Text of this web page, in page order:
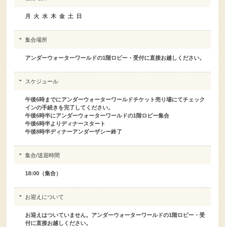
月 火 水 木 金 土 日
集合場所
アンダーウォーターワールドの1階ロビー・受付に直接お越しください。
スケジュール
午後6時までにアンダーウォーターワールドチケット売り場にてチェック
インの手続きを完了してください。
午後6時半にアンダーウォーターワールドの1階ロビー集合
午後6時半よりディナースタート
午後8時半ディナーアンダーザシー終了
集合/送迎時間
18:00（集合）
お迎えについて
お迎えはついていません。アンダーウォーターワールドの1階ロビー・受
付に直接お越しください。